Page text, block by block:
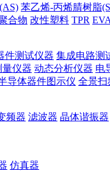
苯乙烯-丙烯腈树脂
合物 改性塑料 TPR EVA
件测试仪器 集成电路测
仪器 动态分析仪器 电
导体器件图示仪 全景扫
频器 滤波器 晶体谐振器
仿真器